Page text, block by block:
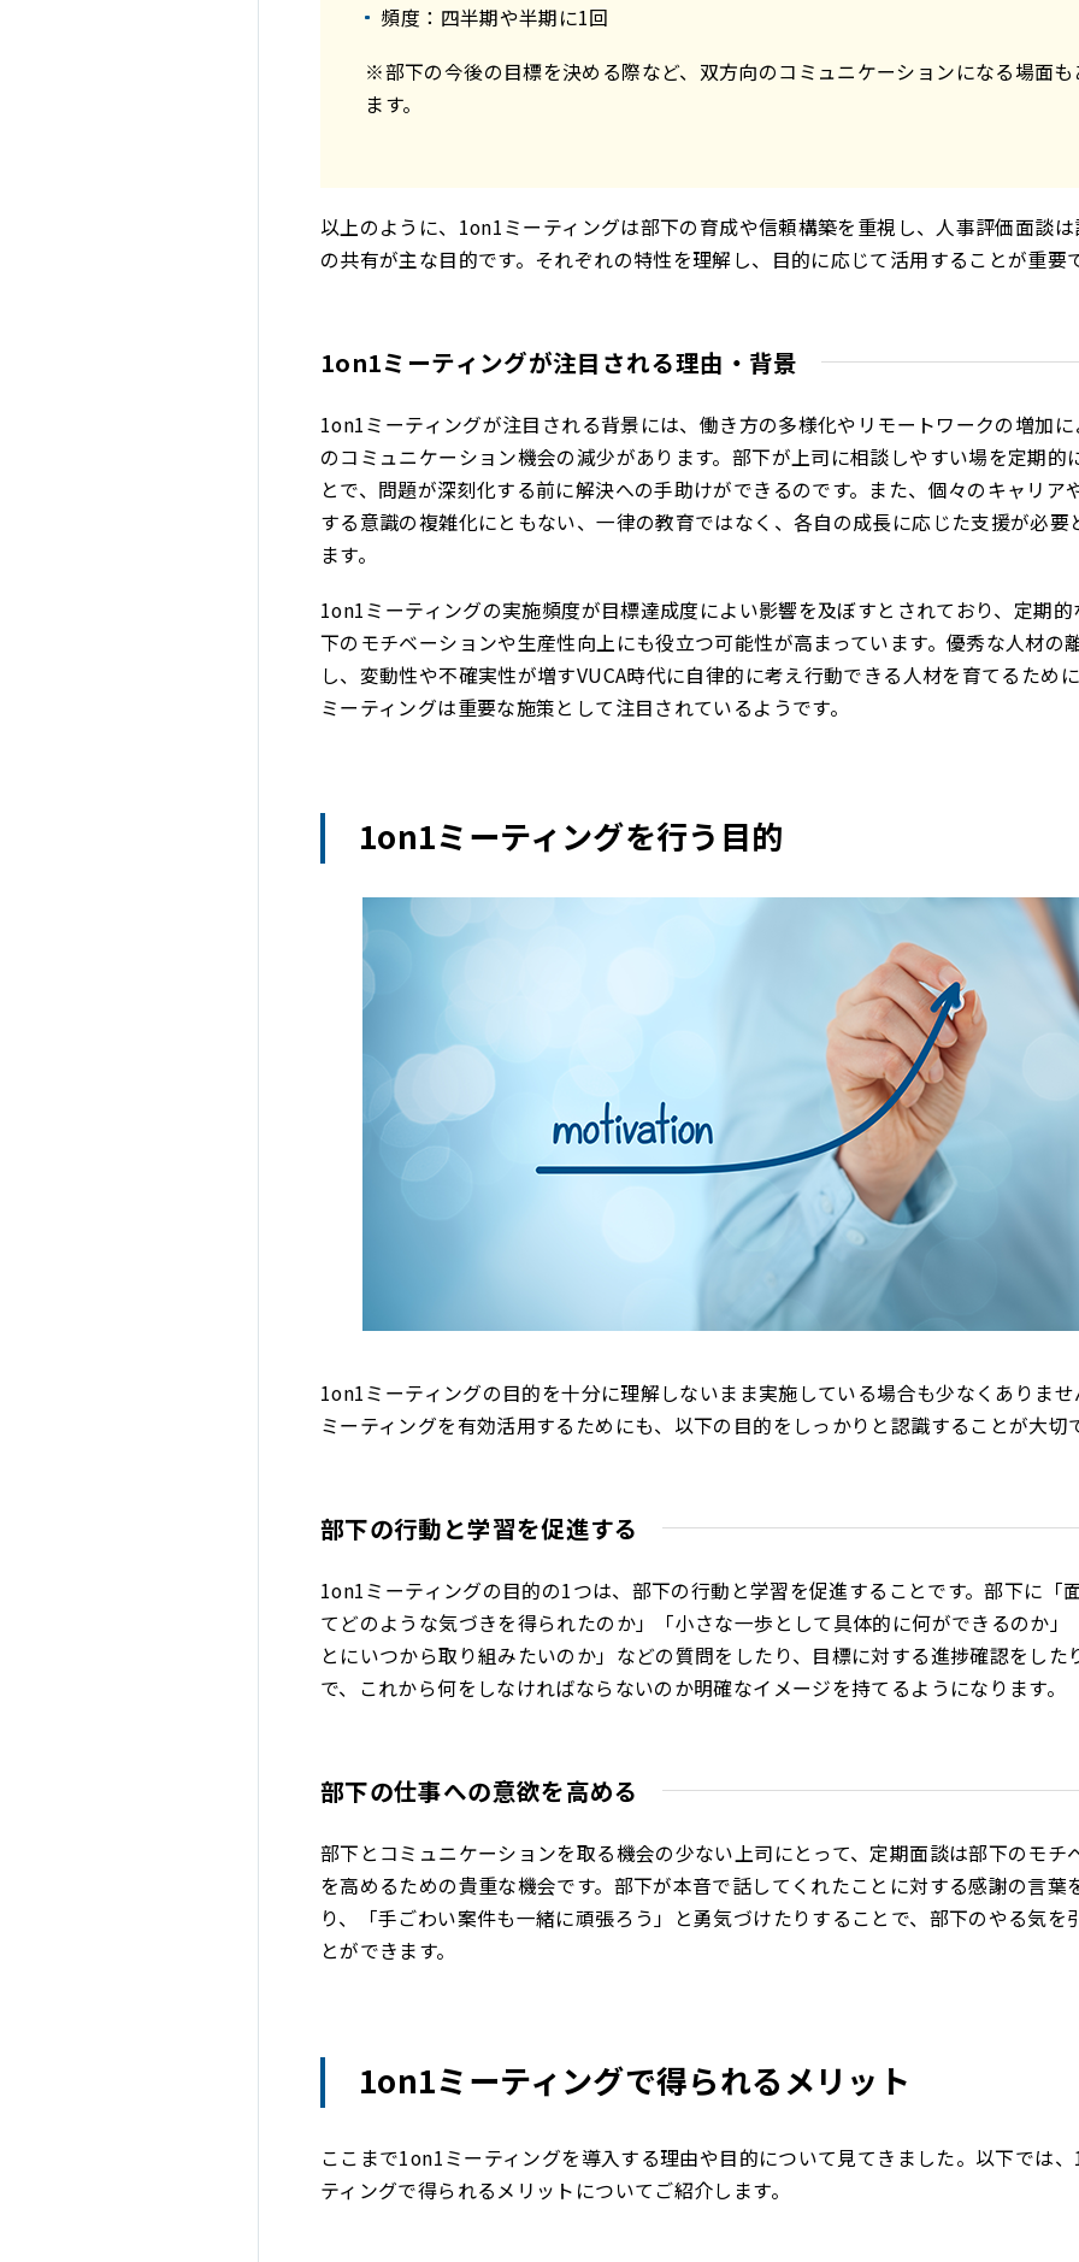
頻度：四半期や半期に1回
※部下の今後の目標を決める際など、双方向のコミュニケーションになる場面も
ます。
以上のように、1on1ミーティングは部下の育成や信頼構築を重視し、人事評価面談
の共有が主な目的です。それぞれの特性を理解し、目的に応じて活用することが重要
1on1ミーティングが注目される理由・背景
1on1ミーティングが注目される背景には、働き方の多様化やリモートワークの増加
のコミュニケーション機会の減少があります。部下が上司に相談しやすい場を定期的
とで、問題が深刻化する前に解決への手助けができるのです。また、個々のキャリア
する意識の複雑化にともない、一律の教育ではなく、各自の成長に応じた支援が必要
ます。
1on1ミーティングの実施頻度が目標達成度によい影響を及ぼすとされており、定期
下のモチベーションや生産性向上にも役立つ可能性が高まっています。優秀な人材の
し、変動性や不確実性が増すVUCA時代に自律的に考え行動できる人材を育てるため
ミーティングは重要な施策として注目されているようです。
1on1ミーティングを行う目的
1on1ミーティングの目的を十分に理解しないまま実施している場合も少なくありま
ミーティングを有効活用するためにも、以下の目的をしっかりと認識することが大切
部下の行動と学習を促進する
1on1ミーティングの目的の1つは、部下の行動と学習を促進することです。部下に「
てどのような気づきを得られたのか」「小さな一歩として具体的に何ができるのか」
とにいつから取り組みたいのか」などの質問をしたり、目標に対する進捗確認をした
で、これから何をしなければならないのか明確なイメージを持てるようになります。
部下の仕事への意欲を高める
部下とコミュニケーションを取る機会の少ない上司にとって、定期面談は部下のモチ
を高めるための貴重な機会です。部下が本音で話してくれたことに対する感謝の言葉
り、「手ごわい案件も一緒に頑張ろう」と勇気づけたりすることで、部下のやる気を
とができます。
1on1ミーティングで得られるメリット
ここまで1on1ミーティングを導入する理由や目的について見てきました。以下では
ティングで得られるメリットについてご紹介します。